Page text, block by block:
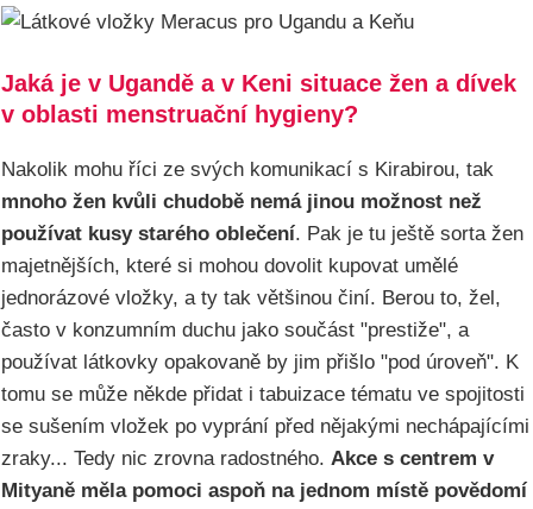
Jaká je v Ugandě a v Keni situace žen a dívek
v oblasti menstruační hygieny?
Nakolik mohu říci ze svých komunikací s Kirabirou, tak
mnoho žen kvůli chudobě nemá jinou možnost než
používat kusy starého oblečení. Pak je tu ještě sorta žen
majetnějších, které si mohou dovolit kupovat umělé
jednorázové vložky, a ty tak většinou činí. Berou to, žel,
často v konzumním duchu jako součást "prestiže", a
používat látkovky opakovaně by jim přišlo "pod úroveň". K
tomu se může někde přidat i tabuizace tématu ve spojitosti
se sušením vložek po vyprání před nějakými nechápajícími
zraky... Tedy nic zrovna radostného. Akce s centrem v
Mityaně měla pomoci aspoň na jednom místě povědomí